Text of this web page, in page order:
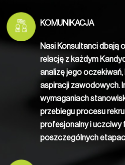
KOMUNIKACJA
Nasi Konsultanci dbają
relację z każdym
analizę jego
aspiracji zawodowych.
wymaganiach
przebiegu procesu
profesjonalny i uczciwy
poszczególnych